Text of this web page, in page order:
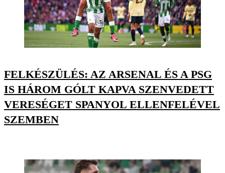
FELKÉSZÜLÉS: AZ ARSENAL ÉS A PSG
IS HÁROM GÓLT KAPVA SZENVEDETT
VERESÉGET SPANYOL ELLENFELÉVEL
SZEMBEN